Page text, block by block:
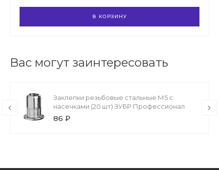
В КОРЗИНУ
Вас могут заинтересовать
Заклепки резьбовые стальные М5 с
насечками (20 шт) ЗУБР Профессионал
86 ₽